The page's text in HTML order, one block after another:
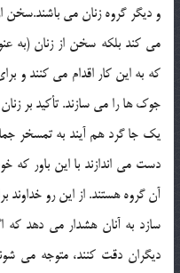
و ديگر گروه زنان مي باشند.سخن
مي كند بلكه سخن از زنان (به
كه به اين كار اقدام مي كنند و
جوك ها را مي سازند. تأكيد بر
يك جا گرد هم آيند به تمسخر
دست مي اندازند با اين باور كه
آن گروه هستند. از اين رو خداوند
سازد به آنان هشدار مي دهد كه
ديگران دقت كنند، متوجه مي